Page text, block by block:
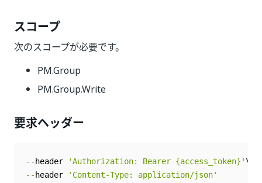
スコープ
次のスコープが必要です。
PM.Group
PM.Group.Write
要求ヘッダー
-- header 'Authorization: Bearer {access_token}'
-- header 'Content-Type: application/json'